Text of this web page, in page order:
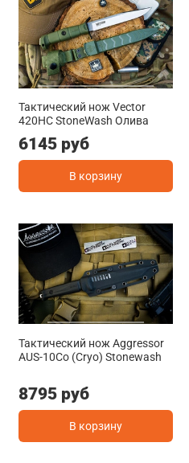
Тактический нож Vector
420HC StoneWash Олива
6145 руб
В корзину
Тактический нож Aggressor
AUS-10Co (Cryo) Stonewash
8795 руб
В корзину